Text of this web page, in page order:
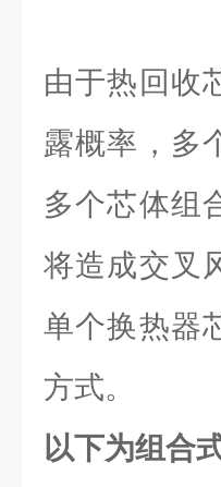
由于热回收
露概率，多
多个芯体组
将造成交叉
单个换热器
方式。
以下为组合